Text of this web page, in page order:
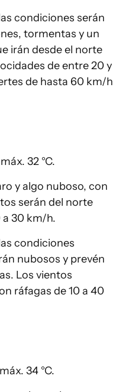
condiciones serán
tormentas y un
irán desde el norte
de entre 20 y
de hasta 60 km/h
32 °C.
y algo nuboso, con
serán del norte
a 30 km/h.
condiciones
nubosos y prevén
Los vientos
ráfagas de 10 a 40
34 °C.